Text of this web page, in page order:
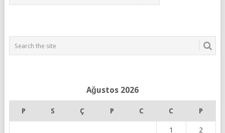
Ağustos 2026
P S Ç P C C P
1 2